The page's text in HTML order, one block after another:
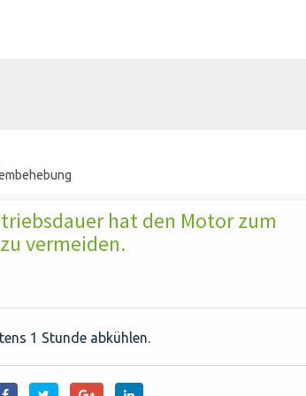
hat den Motor zum
vermeiden.
1 Stunde abkühlen.